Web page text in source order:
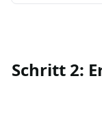
Schritt 2: